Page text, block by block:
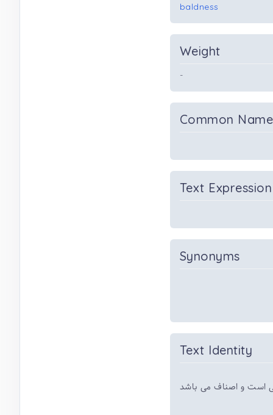
baldness
Weight
-
Common Name
Text Expression
Synonyms
Text Identity
است و اصناف می باشد